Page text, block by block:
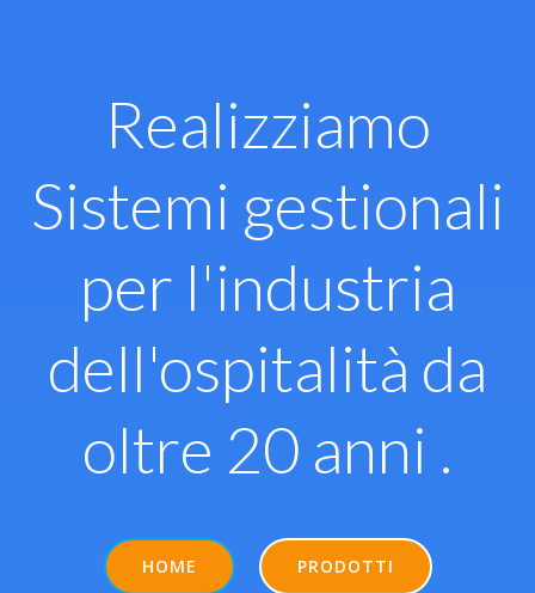
Realizziamo
Sistemi gestionali
per l'industria
dell'ospitalità da
oltre 20 anni .
HOME PRODOTTI